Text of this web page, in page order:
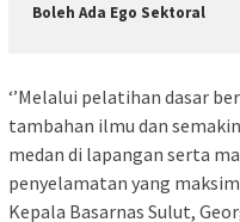
Boleh Ada Ego Sektoral
‘’Melalui pelatihan dasar
tambahan ilmu dan
medan di lapangan serta
penyelamatan yang
Kepala Basarnas Sulut,